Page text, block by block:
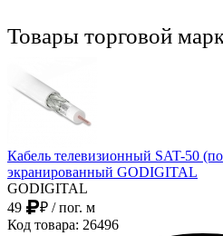
Товары торговой
Кабель телевизионный SAT-50
экранированный GODIGITAL
GODIGITAL
49
₽ / пог. м
Код товара: 26496